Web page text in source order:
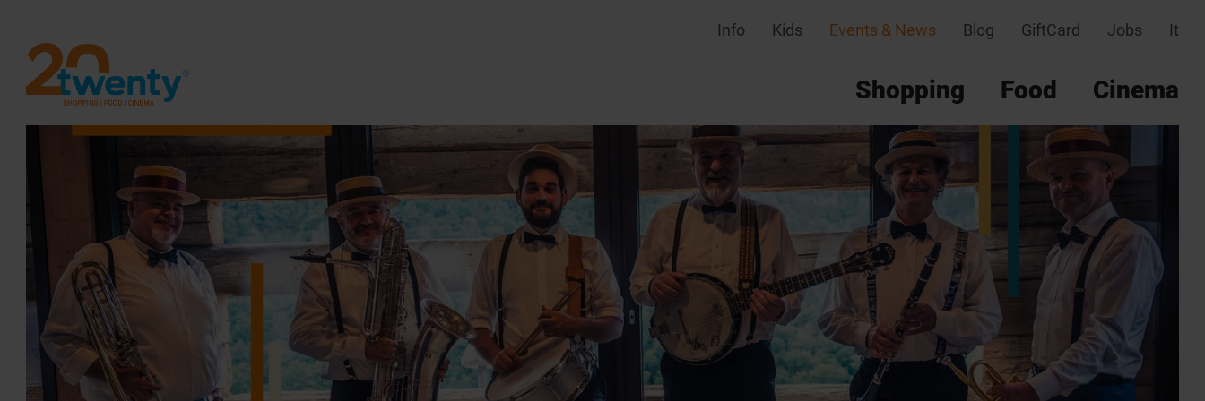
Info Kids Events & News Blog GiftCard Jobs It
Shopping Food Cinema